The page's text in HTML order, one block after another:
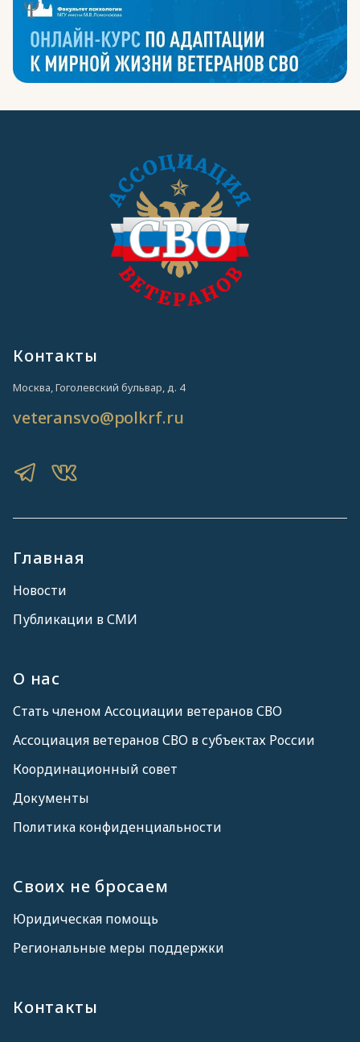
Главная
Новости
Публикации в СМИ
О нас
Стать членом Ассоциации ветеранов СВО
Ассоциация ветеранов СВО в субъектах России
Координационный совет
Документы
Политика конфиденциальности
Своих не бросаем
Юридическая помощь
Региональные меры поддержки
Контакты
Контакты
Москва, Гоголевский бульвар, д. 4
veteransvo@polkrf.ru